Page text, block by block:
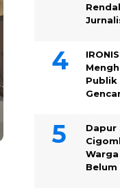
Publik
Dapur
Belum